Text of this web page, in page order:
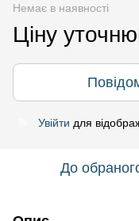
Немає в наявності
Ціну
Увійти для
До